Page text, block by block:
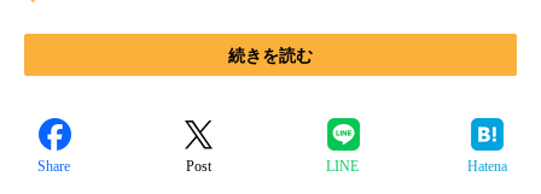
続きを読む
Share Post LINE Hatena